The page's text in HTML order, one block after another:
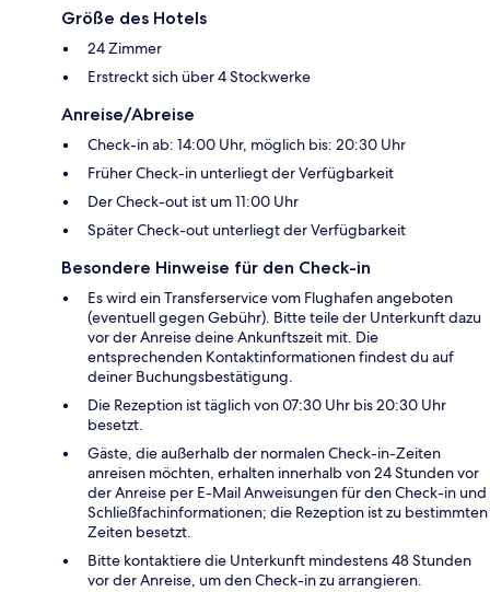
Größe des Hotels
24 Zimmer
Erstreckt sich über 4 Stockwerke
Anreise/Abreise
Check-in ab: 14:00 Uhr, möglich bis: 20:30 Uhr
Früher Check-in unterliegt der Verfügbarkeit
Der Check-out ist um 11:00 Uhr
Später Check-out unterliegt der Verfügbarkeit
Besondere Hinweise für den Check-in
Es wird ein Transferservice vom Flughafen angeboten
(eventuell gegen Gebühr). Bitte teile der Unterkunft dazu
vor der Anreise deine Ankunftszeit mit. Die
entsprechenden Kontaktinformationen findest du auf
deiner Buchungsbestätigung.
Die Rezeption ist täglich von 07:30 Uhr bis 20:30 Uhr
besetzt.
Gäste, die außerhalb der normalen Check-in-Zeiten
anreisen möchten, erhalten innerhalb von 24 Stunden vor
der Anreise per E-Mail Anweisungen für den Check-in und
Schließfachinformationen; die Rezeption ist zu bestimmten
Zeiten besetzt.
Bitte kontaktiere die Unterkunft mindestens 48 Stunden
vor der Anreise, um den Check-in zu arrangieren.